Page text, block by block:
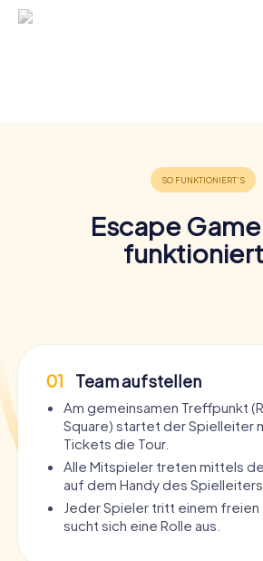
Escape
01 Team aufstellen
Am gemeinsamen Treffpunkt
Square) startet der Spielleiter
Tickets die Tour.
Alle Mitspieler treten mittels
auf dem Handy des Spielleiters
Jeder Spieler tritt einem freien
sucht sich eine Rolle aus.